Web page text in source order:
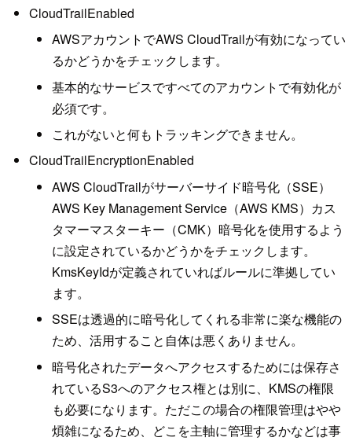
CloudTrailEnabled
AWSアカウントでAWS CloudTrailが有効になってい
るかどうかをチェックします。
基本的なサービスですべてのアカウントで有効化が
必須です。
これがないと何もトラッキングできません。
CloudTrailEncryptionEnabled
AWS CloudTrailがサーバーサイド暗号化（SSE）
AWS Key Management Service（AWS KMS）カス
タマーマスターキー（CMK）暗号化を使用するよう
に設定されているかどうかをチェックします。
KmsKeyIdが定義されていればルールに準拠してい
ます。
SSEは透過的に暗号化してくれる非常に楽な機能の
ため、活用すること自体は悪くありません。
暗号化されたデータへアクセスするためには保存さ
れているS3へのアクセス権とは別に、KMSの権限
も必要になります。ただこの場合の権限管理はやや
煩雑になるため、どこを主軸に管理するかなどは事